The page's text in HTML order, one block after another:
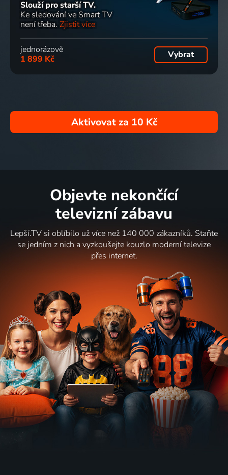
Slouží pro starší TV.
Ke sledování ve Smart TV
není třeba. Zjistit více
jednorázově
1 899 Kč
Vybrat
Aktivovat za 10 Kč
Objevte nekončící
televizní zábavu
Lepší.TV si oblíbilo už více než 140 000 zákazníků. Staňte
se jedním z nich a vyzkoušejte kouzlo moderní televize
přes internet.